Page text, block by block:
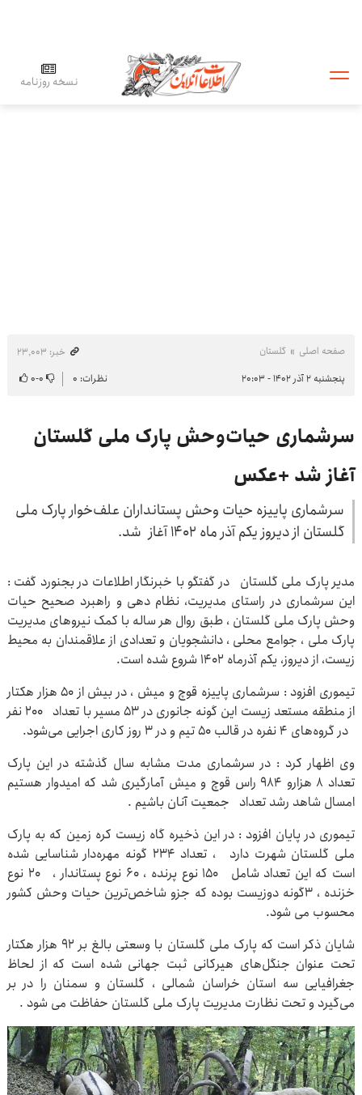
نسخه روزنامه
صفحه اصلی گلستان
خبر: ۲۳٬۰۰۳
پنجشنبه ۲ آذر ۱۴۰۲ - ۲۰:۰۳
نظرات: ۰ ۰-۰
سرشماری حیات‌وحش پارک ملی گلستان
آغاز شد +عکس
سرشماری پاییزه حیات وحش پستانداران علف‌خوار پارک ملی
گلستان از دیروز یکم آذر ماه ۱۴۰۲ آغاز شد.
مدیر پارک ملی گلستان در گفتگو با خبرنگار اطلاعات در بجنورد گفت :
این سرشماری در راستای مدیریت، نظام دهی و راهبرد صحیح حیات
وحش پارک ملی گلستان ، طبق روال هر ساله با کمک نیروهای مدیریت
پارک ملی ، جوامع محلی ، دانشجویان و تعدادی از علاقمندان به محیط
زیست، از دیروز، یکم آذرماه ۱۴۰۲ شروع شده است.
تیموری افزود : سرشماری پاییزه قوچ و میش ، در بیش از ۵۰ هزار هکتار
از منطقه مستعد زیست این گونه جانوری در ۵۳ مسیر با تعداد ۲۰۰ نفر
در گروه‌های ۴ نفره در قالب ۵۰ تیم و در ۳ روز کاری اجرایی می‌شود.
وی اظهار کرد : در سرشماری مدت مشابه سال گذشته در این پارک
تعداد ۸ هزارو ۹۸۴ راس قوچ و میش آمارگیری شد که امیدوار هستیم
امسال شاهد رشد تعداد جمعیت آنان باشیم .
تیموری در پایان افزود : در این ذخیره گاه زیست کره زمین که به پارک
ملی گلستان شهرت دارد ، تعداد ۲۳۴ گونه مهره‌دار شناسایی شده
است که این تعداد شامل ۱۵۰ نوع پرنده ، ۶۰ نوع پستاندار ، ۲۰ نوع
خزنده ، ۳گونه دوزیست بوده که جزو شاخص‌ترین حیات وحش کشور
محسوب می شود.
شایان ذکر است که پارک ملی گلستان با وسعتی بالغ بر ۹۲ هزار هکتار
تحت عنوان جنگل‌های هیرکانی ثبت جهانی شده است که از لحاظ
جغرافیایی سه استان خراسان شمالی ، گلستان و سمنان را در بر
می‌گیرد و تحت نظارت مدیریت پارک ملی گلستان حفاظت می‌ شود .